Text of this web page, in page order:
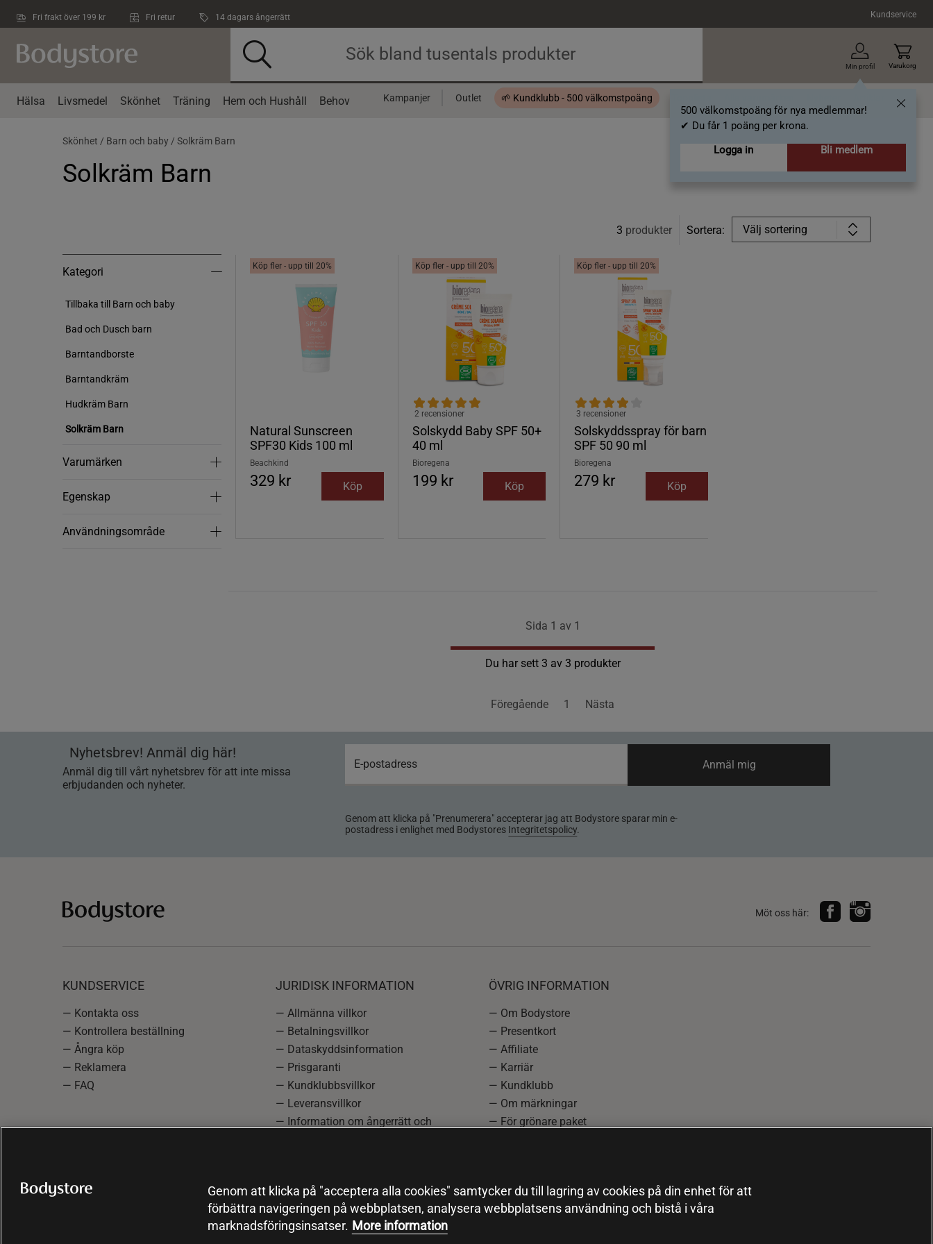
Fri frakt över 199 kr Fri retur 14 dagars ångerrätt Kundservice
Min profil
500 välkomstpoäng för nya medlemmar!
✔ Du får 1 poäng per krona.
Logga in
Bli medlem
Varukorg
Hälsa Livsmedel Skönhet Träning Hem och Hushåll Behov Kampanjer Outlet 🌱 Kundklubb - 500 välkomstpoäng
Skönhet / Barn och baby / Solkräm Barn
Solkräm Barn
3 produkter Sortera: Välj sortering
Kategori
Tillbaka till Barn och baby
Bad och Dusch barn
Barntandborste
Barntandkräm
Hudkräm Barn
Solkräm Barn
Varumärken
EgenskapEgenskap
AnvändningsområdeAnvändningsområde
Köp fler - upp till 20%
Natural Sunscreen
SPF30 Kids 100 ml
Beachkind
329 kr Köp
Köp fler - upp till 20%
Solskydd Baby SPF 50+
40 ml
2 recensioner
Bioregena
199 kr Köp
Köp fler - upp till 20%
Solskyddsspray för barn
SPF 50 90 ml
3 recensioner
Bioregena
279 kr Köp
Sida 1 av 1
Du har sett 3 av 3 produkter
Föregående 1 Nästa
Nyhetsbrev! Anmäl dig här!
Anmäl dig till vårt nyhetsbrev för att inte missa
erbjudanden och nyheter.
Genom att klicka på "Prenumerera" accepterar jag att Bodystore sparar min e-
postadress i enlighet med Bodystores Integritetspolicy.
Anmäl mig
Möt oss här:
KUNDSERVICE
— Kontakta oss
— Kontrollera beställning
— Ångra köp
— Reklamera
— FAQ
JURIDISK INFORMATION
— Allmänna villkor
— Betalningsvillkor
— Dataskyddsinformation
— Prisgaranti
— Kundklubbsvillkor
— Leveransvillkor
— Information om ångerrätt och
ÖVRIG INFORMATION
— Om Bodystore
— Presentkort
— Affiliate
— Karriär
— Kundklubb
— Om märkningar
— För grönare paket
Genom att klicka på "acceptera alla cookies" samtycker du till lagring av cookies på din enhet för att
förbättra navigeringen på webbplatsen, analysera webbplatsens användning och bistå i våra
marknadsföringsinsatser. More information